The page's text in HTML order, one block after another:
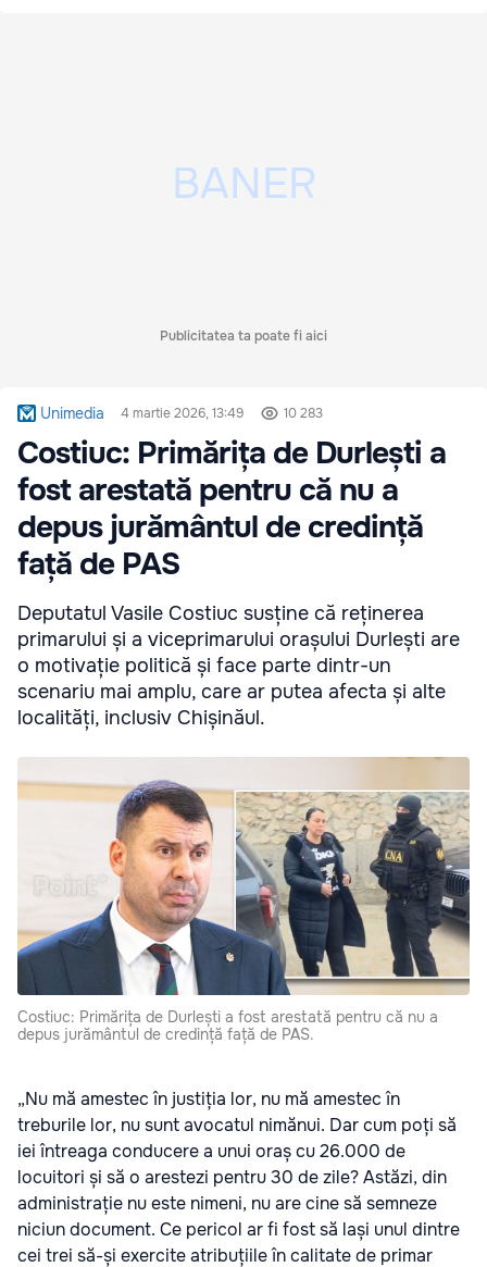
Publicitatea ta poate fi aici
Unimedia 4 martie 2026, 13:49 10 283
Costiuc: Primărița de Durlești a
fost arestată pentru că nu a
depus jurământul de credință
față de PAS
Deputatul Vasile Costiuc susține că reținerea
primarului și a viceprimarului orașului Durlești are
o motivație politică și face parte dintr-un
scenariu mai amplu, care ar putea afecta și alte
localități, inclusiv Chișinăul.
Costiuc: Primărița de Durlești a fost arestată pentru că nu a
depus jurământul de credință față de PAS.
„Nu mă amestec în justiția lor, nu mă amestec în
treburile lor, nu sunt avocatul nimănui. Dar cum poți să
iei întreaga conducere a unui oraș cu 26.000 de
locuitori și să o arestezi pentru 30 de zile? Astăzi, din
administrație nu este nimeni, nu are cine să semneze
niciun document. Ce pericol ar fi fost să lași unul dintre
cei trei să-și exercite atribuțiile în calitate de primar